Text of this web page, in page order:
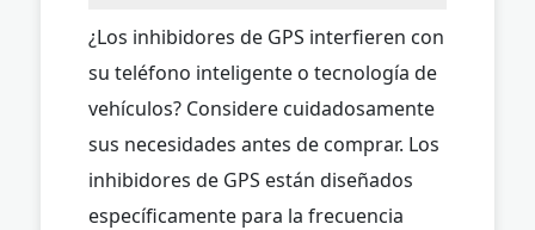
¿Los inhibidores de GPS interfieren con
su teléfono inteligente o tecnología de
vehículos? Considere cuidadosamente
sus necesidades antes de comprar. Los
inhibidores de GPS están diseñados
específicamente para la frecuencia